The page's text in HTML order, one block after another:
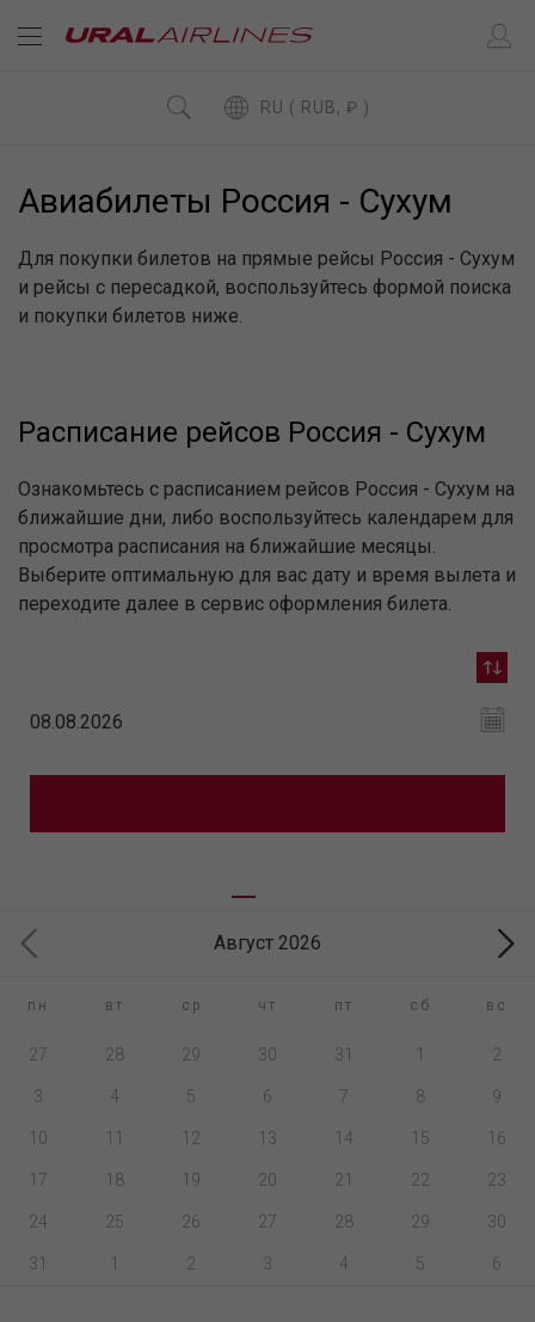
RU ( RUB, ₽ )
Авиабилеты Россия - Сухум
Для покупки билетов на прямые рейсы Россия - Сухум
и рейсы с пересадкой, воспользуйтесь формой поиска
и покупки билетов ниже.
Расписание рейсов Россия - Сухум
Ознакомьтесь с расписанием рейсов Россия - Сухум на
ближайшие дни, либо воспользуйтесь календарем для
просмотра расписания на ближайшие месяцы.
Выберите оптимальную для вас дату и время вылета и
переходите далее в сервис оформления билета.
Август 2026
пн вт ср чт пт сб вс
27 28 29 30 31 1 2
3 4 5 6 7 8 9
10 11 12 13 14 15 16
17 18 19 20 21 22 23
24 25 26 27 28 29 30
31 1 2 3 4 5 6